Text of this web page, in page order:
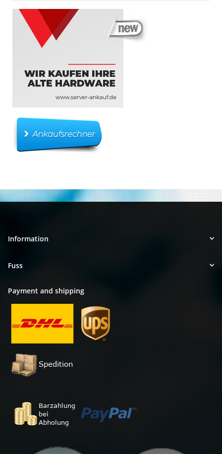
Information
Fuss
Payment and shipping